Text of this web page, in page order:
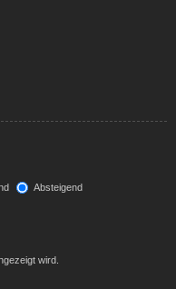
Absteigend
wird.